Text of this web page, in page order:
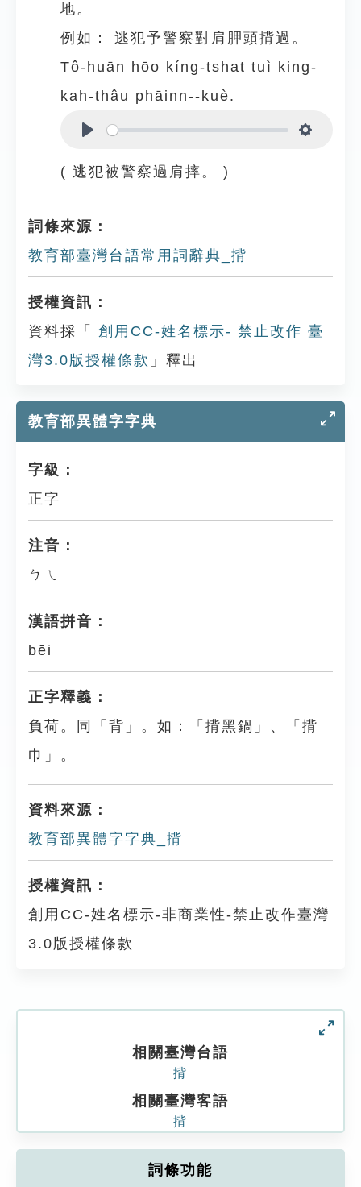
地。
例如：
逃犯予警察對肩胛頭揹過。
Tô-huān hōo kíng-tshat tuì king-
kah-thâu phāinn--kuè.
( 逃犯被警察過肩摔。 )
詞條來源：
教育部臺灣台語常用詞辭典_揹
授權資訊：
資料採「
創用CC-姓名標示- 禁止改作 臺
灣3.0版授權條款 」釋出
教育部異體字字典
字級：
正字
注音：
ㄅㄟ
漢語拼音：
bēi
正字釋義：
負荷。同「背」。如：「揹黑鍋」、「揹
巾」。
資料來源：
教育部異體字字典_揹
授權資訊：
創用CC-姓名標示-非商業性-禁止改作臺灣
3.0版授權條款
相關臺灣台語
揹
相關臺灣客語
揹
詞條功能